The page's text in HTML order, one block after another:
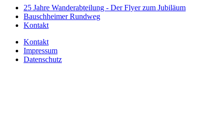
25 Jahre Wanderabteilung - Der Flyer zum Jubiläum
Bauschheimer Rundweg
Kontakt
Kontakt
Impressum
Datenschutz